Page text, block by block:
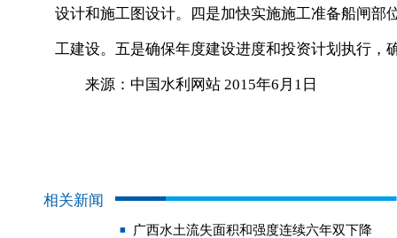
设计和施工图设计。四是加快实施施工准备船闸
工建设。五是确保年度建设进度和投资计划执行，
来源：中国水利网站 2015年6月1日
相关新闻
广西水土流失面积和强度连续六年双下降